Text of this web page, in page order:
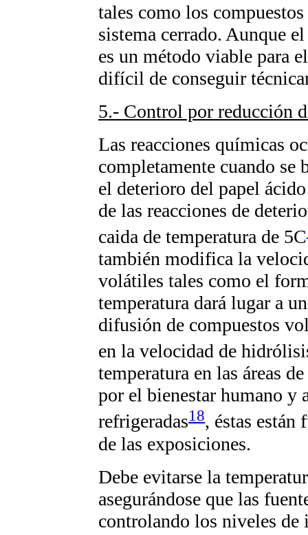
tales como los
sistema cerrado. Aunque
es un método viable para
difícil de conseguir
5.- Control por reducción
Las reacciones químicas
completamente cuando se
el deterioro del papel
de las reacciones de
caida de temperatura de 5C
también modifica la
volátiles tales como el
temperatura dará lugar a
difusión de compuestos
en la velocidad de
temperatura en las áreas
por el bienestar humano y
refrigeradas18, éstas están
de las exposiciones.
Debe evitarse la
asegurándose que las
controlando los niveles